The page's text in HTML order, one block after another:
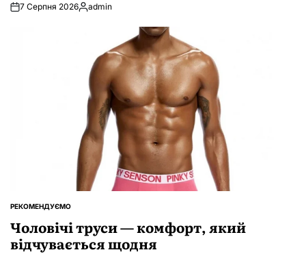
7 Серпня 2026Опубліковано
admin
ОПУБЛІКУВАТИ
РЕКОМЕНДУЄМО
Чоловічі труси — комфорт, який
відчувається щодня